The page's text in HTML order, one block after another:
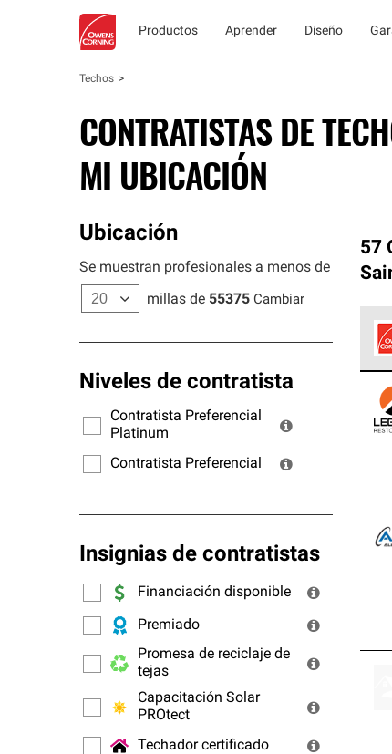
Productos Aprender Diseño
Techos
CONTRATISTAS DE
MI UBICACIÓN
Ubicación
Se muestran profesionales a menos de
millas de 55375 Cambiar
Niveles de contratista
Contratista Preferencial
Platinum
Contratista Preferencial
Insignias de contratistas
Financiación disponible
Premiado
Promesa de reciclaje de
tejas
Capacitación Solar
PROtect
Techador certificado
57